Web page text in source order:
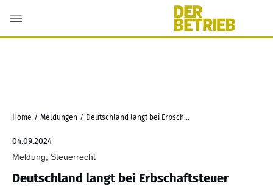
Home / Meldungen / Deutschland langt bei Erbschaftsteuer stärker zu
04.09.2024
Meldung, Steuerrecht
Deutschland langt bei Erbschaftsteuer